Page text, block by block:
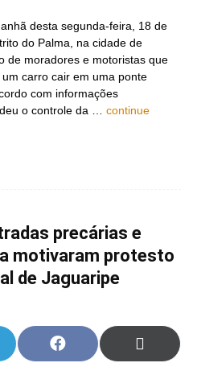
desta segunda-feira, 18 de
do Palma, na cidade de
de moradores e motoristas que
carro cair em uma ponte
com informações
o controle da … continue
precárias e
motivaram protesto
de Jaguaripe
Share
on
Share
on